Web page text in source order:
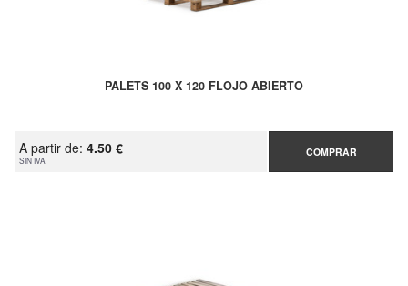
PALETS 100 X 120 FLOJO ABIERTO
A partir de: 4.50 €
SIN IVA
COMPRAR